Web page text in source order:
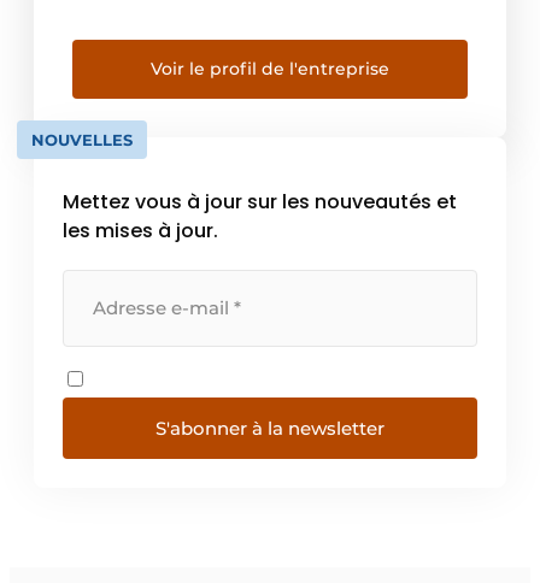
systèmes de construction innovants
permettent de résoudre les ponts
thermiques dans l’enveloppe du bâtiment.
Grâce aux excellentes performances de nos
produits en matière de […]
Voir le profil de l'entreprise
NOUVELLES
Mettez vous à jour sur les nouveautés et
les mises à jour.
S'abonner à la newsletter